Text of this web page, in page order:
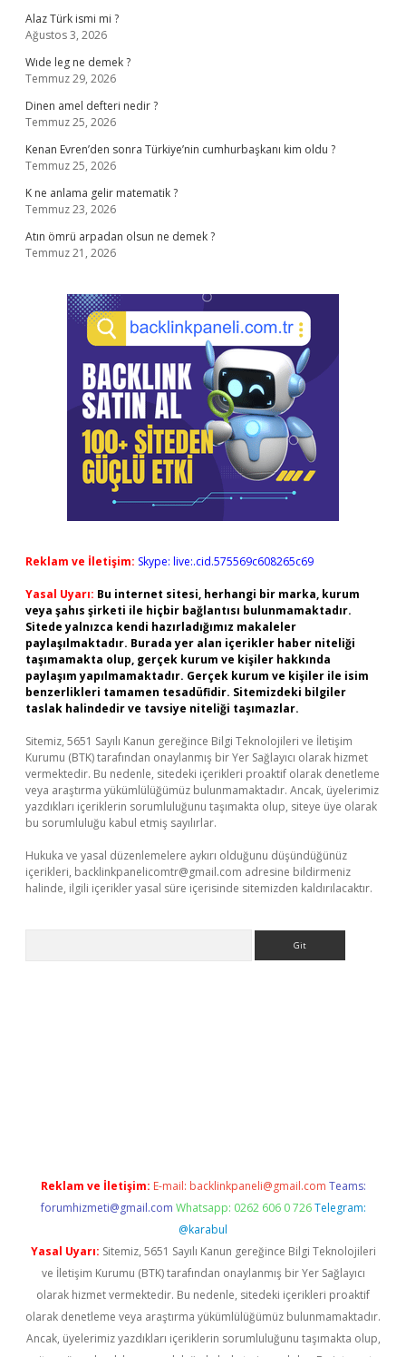
Alaz Türk ismi mi ?
Ağustos 3, 2026
Wıde leg ne demek ?
Temmuz 29, 2026
Dinen amel defteri nedir ?
Temmuz 25, 2026
Kenan Evren’den sonra Türkiye’nin cumhurbaşkanı kim oldu ?
Temmuz 25, 2026
K ne anlama gelir matematik ?
Temmuz 23, 2026
Atın ömrü arpadan olsun ne demek ?
Temmuz 21, 2026
Reklam ve İletişim: Skype: live:.cid.575569c608265c69
Yasal Uyarı: Bu internet sitesi, herhangi bir marka, kurum
veya şahıs şirketi ile hiçbir bağlantısı bulunmamaktadır.
Sitede yalnızca kendi hazırladığımız makaleler
paylaşılmaktadır. Burada yer alan içerikler haber niteliği
taşımamakta olup, gerçek kurum ve kişiler hakkında
paylaşım yapılmamaktadır. Gerçek kurum ve kişiler ile isim
benzerlikleri tamamen tesadüfidir. Sitemizdeki bilgiler
taslak halindedir ve tavsiye niteliği taşımazlar.
Sitemiz, 5651 Sayılı Kanun gereğince Bilgi Teknolojileri ve İletişim
Kurumu (BTK) tarafından onaylanmış bir Yer Sağlayıcı olarak hizmet
vermektedir. Bu nedenle, sitedeki içerikleri proaktif olarak denetleme
veya araştırma yükümlülüğümüz bulunmamaktadır. Ancak, üyelerimiz
yazdıkları içeriklerin sorumluluğunu taşımakta olup, siteye üye olarak
bu sorumluluğu kabul etmiş sayılırlar.
Hukuka ve yasal düzenlemelere aykırı olduğunu düşündüğünüz
içerikleri, backlinkpanelicomtr@gmail.com adresine bildirmeniz
halinde, ilgili içerikler yasal süre içerisinde sitemizden kaldırılacaktır.
Reklam ve İletişim: E-mail: backlinkpaneli@gmail.com Teams:
forumhizmeti@gmail.com Whatsapp: 0262 606 0 726 Telegram:
@karabul
Yasal Uyarı: Sitemiz, 5651 Sayılı Kanun gereğince Bilgi Teknolojileri
ve İletişim Kurumu (BTK) tarafından onaylanmış bir Yer Sağlayıcı
olarak hizmet vermektedir. Bu nedenle, sitedeki içerikleri proaktif
olarak denetleme veya araştırma yükümlülüğümüz bulunmamaktadır.
Ancak, üyelerimiz yazdıkları içeriklerin sorumluluğunu taşımakta olup,